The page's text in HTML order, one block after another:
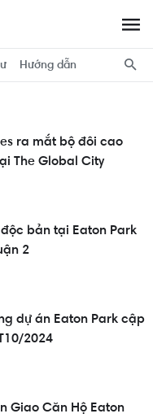
Hướng dẫn
ra mắt bộ đôi cao
The Global City
bản tại Eaton Park
2
dự án Eaton Park cập
2024
Giao Căn Hộ Eaton